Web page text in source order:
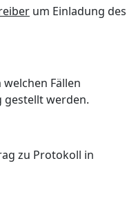
um Einladung des
Fällen
gestellt werden.
zu Protokoll in